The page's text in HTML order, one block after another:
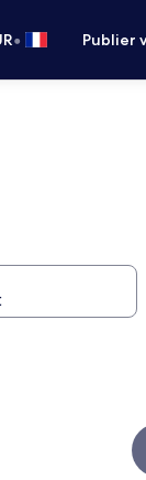
• Publier